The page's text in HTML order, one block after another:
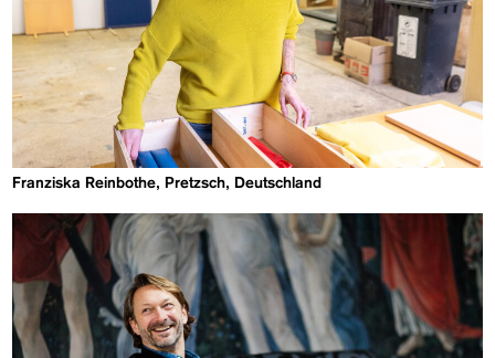
Franziska Reinbothe, Pretzsch, Deutschland